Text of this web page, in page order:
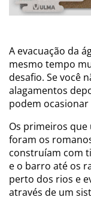
A evacuação da
mesmo tempo
desafio. Se você
alagamentos
podem
Os primeiros que
foram os
construíam com
e o barro até os
perto dos rios e
através de um